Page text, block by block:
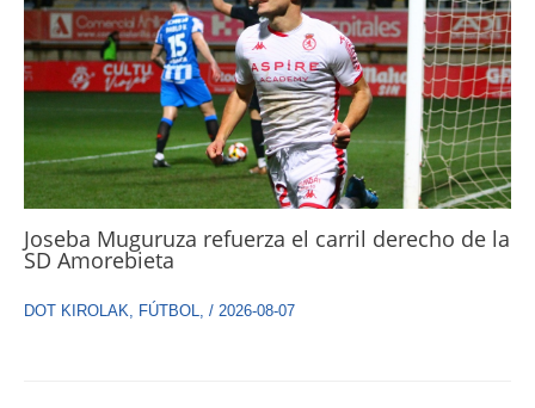
Joseba Muguruza refuerza el carril derecho de la
SD Amorebieta
DOT KIROLAK FÚTBOL / 2026-08-07